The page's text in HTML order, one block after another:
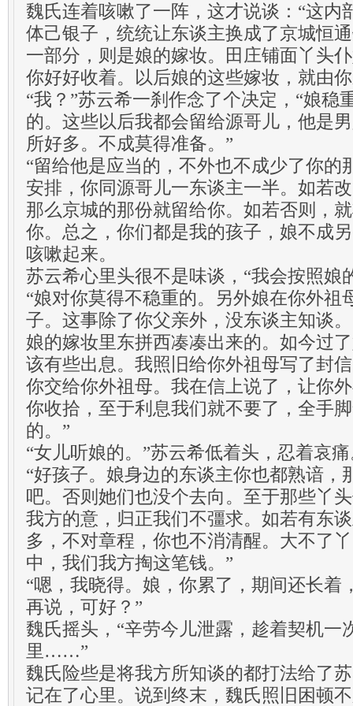
魏氏连着咳嗽了一阵，这才说谈：“这内
体己银子，统统让东谈主换成了京城恒
一部分，则是娘的嫁妆。田庄铺面丫头
你好好收着。以后娘的这些嫁妆，就由
“我？”苏云希一刹作念了个决定，“娘稳
的。这些以后我都会留给源哥儿，他是
所好多。不成莫得准备。”
“留给他是应当的，不外也不成少了你的
安排，你同源哥儿一东谈主一半。如若
那么京城的那份就留给你。如若否则，
你。总之，你们都是我的孩子，娘不成
咳嗽起来。
苏云希心里头很不是味谈，“我会按照娘
“娘对你莫得不稳重的。另外娘在你外祖
子。这事除了你父亲外，没东谈主知谈
娘的嫁妆里东拼西凑凑出来的。如今过
该有些出息。我照旧给你外祖母写了封
你交给你外祖母。我在信上说了，让你
你收拾，至于利息我们就不要了，全手
的。”
“女儿听娘的。”苏云希低着头，忍着哀
“好孩子。娘身边的东谈主你也都熟谙，
吧。否则她们也没个去向。至于那些丫
我方的意，归正我们不彊求。如若有东
多，不对章程，你也不消清醒。大不了
中，我们我方掏这笔钱。”
“嗯，我晓得。娘，你累了，期间还长着
再说，可好？”
魏氏摇头，“辛劳今儿泄露，趁着契机一
里……”
魏氏险些是将我方所知谈的都打法给了
记在了心里。说到终末，魏氏照旧困顿